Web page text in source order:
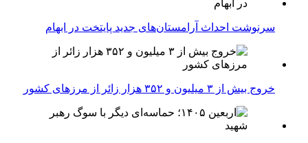
سرنوشت احداث آرامستان‌های جدید پایتخت در ابهام
خروج بیش از ۳ میلیون و ۳۵۲ هزار زائر از مرزهای کشور